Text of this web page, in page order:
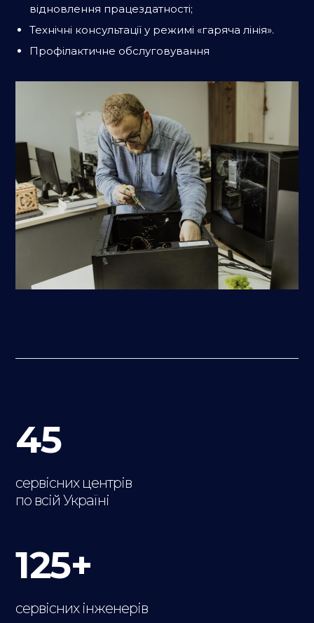
відновлення працездатності;
Технічні консультації у режимі «гаряча лінія».
Профілактичне обслуговування
45
сервісних центрів
по всій Україні
125+
сервісних інженерів